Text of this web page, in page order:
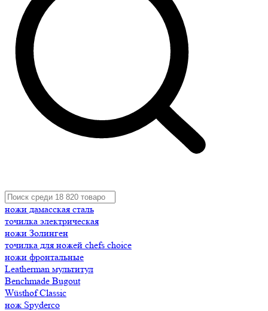
ножи дамасская сталь
точилка электрическая
ножи Золинген
точилка для ножей chefs choice
ножи фронтальные
Leatherman мультитул
Benchmade Bugout
Wüsthof Classic
нож Spyderco